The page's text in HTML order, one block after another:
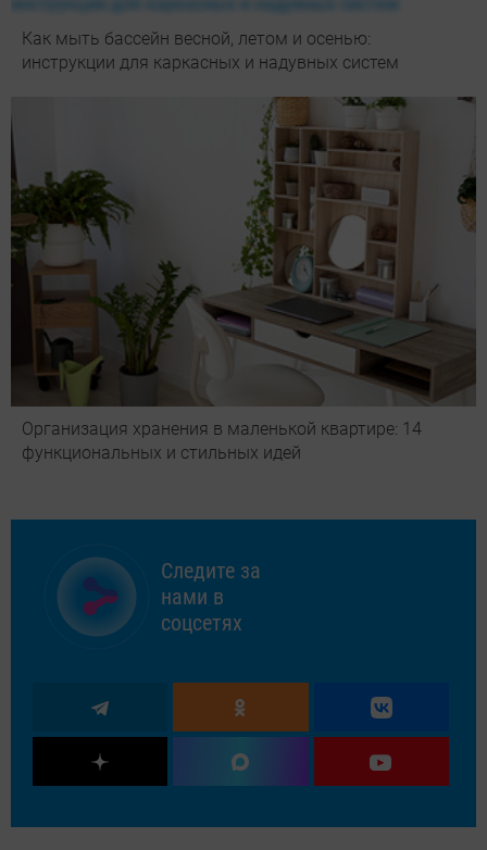
Как мыть бассейн весной, летом и осенью:
инструкции для каркасных и надувных систем
Организация хранения в маленькой квартире: 14
функциональных и стильных идей
Следите за
нами в
соцсетях